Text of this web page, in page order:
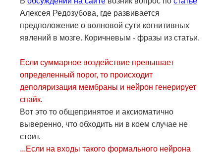
Алексея Редозубова, где развивается
предположение о волновой сути когнитивных
явлений в мозге. Коричневым - фразы из статьи.
Если суммарное воздействие превышает
определенный порог, то происходит
деполяризация мембраны и нейрон генерирует
спайк.
Вот это то общепринятое и аксиоматично
выверенно, что обходить ни в коем случае не
стоит.
...Если на входы такого формального нейрона